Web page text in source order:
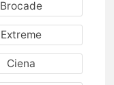
Brocade
Extreme
Ciena